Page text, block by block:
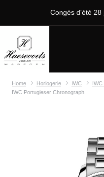
Congés d'été 28
Home Horlogerie IWC
IWC
IWC Portugieser Chronograph